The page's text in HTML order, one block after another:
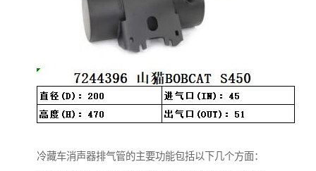
冷藏车消声器排气管的主要功能包括以下几个方面：